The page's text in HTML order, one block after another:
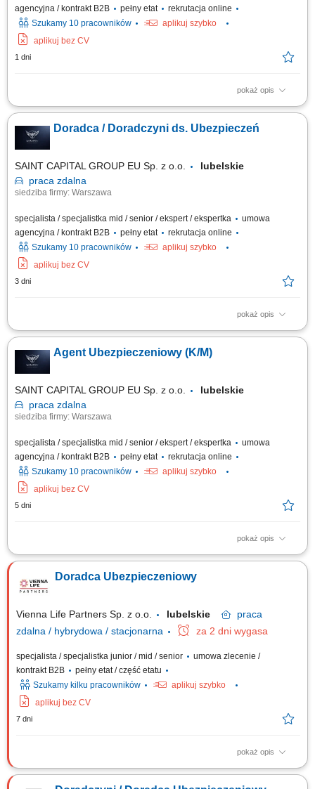
agencyjna / kontrakt B2B
pełny etat
rekrutacja online
Szukamy 10 pracowników
aplikuj szybko
aplikuj bez CV
1 dni
pokaż opis
Opis stanowiska: Kompleksowa obsługa klientów w zakresie produktów
pozyskiwanie nowych klientów. Analiza potrzeb i przygotowywanie
indywidualnych rozwiązań ubezpieczeniowych. Budowanie pozycji
Doradca / Doradczyni ds. Ubezpieczeń
SAINT CAPITAL GROUP EU Sp. z o.o.
lubelskie
praca zdalna
siedziba firmy: Warszawa
specjalista / specjalistka mid / senior / ekspert / ekspertka
umowa
agencyjna / kontrakt B2B
pełny etat
rekrutacja online
Szukamy 10 pracowników
aplikuj szybko
aplikuj bez CV
3 dni
pokaż opis
Opis stanowiska: Rozwijanie współpracy z obecnymi klientami oraz
ubezpieczeń na życie, majątkowych, komunikacyjnych i dla firm.
Budowanie długofalowych relacji oraz dopasowywanie rozwiązań do
Agent Ubezpieczeniowy (K/M)
SAINT CAPITAL GROUP EU Sp. z o.o.
lubelskie
praca zdalna
siedziba firmy: Warszawa
specjalista / specjalistka mid / senior / ekspert / ekspertka
umowa
agencyjna / kontrakt B2B
pełny etat
rekrutacja online
Szukamy 10 pracowników
aplikuj szybko
aplikuj bez CV
5 dni
pokaż opis
Opis stanowiska: Aktywna obsługa i cross-selling w ramach własnego
(życiowe, majątkowe, komunikacyjne, firmowe) Koncentracja na
budowaniu długofalowych relacji w obszarze ubezpieczeń na życie;
Doradca Ubezpieczeniowy
Vienna Life Partners Sp. z o.o. lubelskie
praca
zdalna / hybrydowa / stacjonarna
za 2 dni wygasa
specjalista / specjalistka junior / mid / senior
umowa zlecenie /
kontrakt B2B
pełny etat / część etatu
Szukamy kilku pracowników
aplikuj szybko
aplikuj bez CV
7 dni
pokaż opis
Twój zakres obowiązków: Będziesz aktywnie poszukiwać nowych